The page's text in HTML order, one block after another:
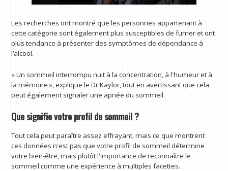
Les recherches ont montré que les personnes appartenant à
cette catégorie sont également plus susceptibles de fumer et ont
plus tendance à présenter des symptômes de dépendance à
l’alcool.
« Un sommeil interrompu nuit à la concentration, à l'humeur et à
la mémoire », explique le Dr Kaylor, tout en avertissant que cela
peut également signaler une apnée du sommeil.
Que signifie votre profil de sommeil ?
Tout cela peut paraître assez effrayant, mais ce que montrent
ces données n'est pas que votre profil de sommeil détermine
votre bien-être, mais plutôt l'importance de reconnaître le
sommeil comme une expérience à multiples facettes.